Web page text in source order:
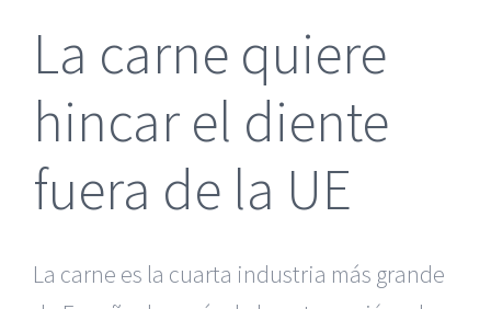
La carne quiere
hincar el diente
fuera de la UE
La carne es la cuarta industria más grande